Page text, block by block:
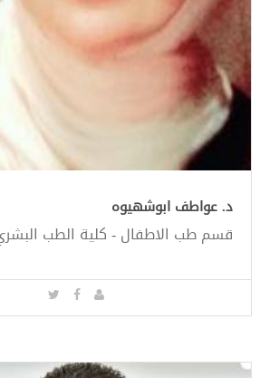
د. عواطف ابوشهيوه
قسم طب الاطفال - كلية الطب